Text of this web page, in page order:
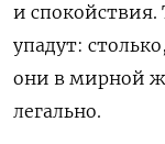
и спокойствия.
упадут:
они в мирной
легально.